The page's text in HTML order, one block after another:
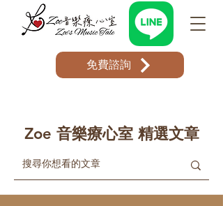
免費諮詢
Zoe 音樂療心室 精選文章